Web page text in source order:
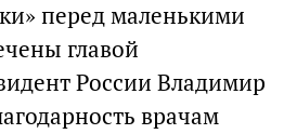
перед маленькими
главой
России Владимир
врачам